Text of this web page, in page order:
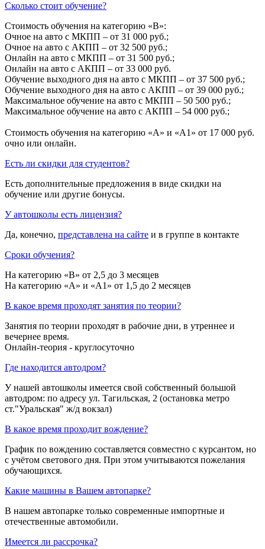
Сколько стоит обучение?
Стоимость обучения на категорию «B»:
Очное на авто с МКПП – от 31 000 руб.;
Очное на авто с АКПП – от 32 500 руб.;
Онлайн на авто с МКПП – от 31 500 руб.;
Онлайн на авто с АКПП – от 33 000 руб.
Обучение выходного дня на авто с МКПП – от 37 500 руб.;
Обучение выходного дня на авто с АКПП – от 39 000 руб.;
Максимальное обучение на авто с МКПП – 50 500 руб.;
Максимальное обучение на авто с АКПП – 54 000 руб.;
Стоимость обучения на категорию «A» и «A1» от 17 000 руб.
очно или онлайн.
Есть ли скидки для студентов?
Есть дополнительные предложения в виде скидки на
обучение или другие бонусы.
У автошколы есть лицензия?
Да, конечно, представлена на сайте и в группе в контакте
Сроки обучения?
На категорию «B» от 2,5 до 3 месяцев
На категорию «A» и «A1» от 1,5 до 2 месяцев
В какое время проходят занятия по теории?
Занятия по теории проходят в рабочие дни, в утреннее и
вечернее время.
Онлайн-теория - круглосуточно
Где находится автодром?
У нашей автошколы имеется свой собственный большой
автодром: по адресу ул. Тагильская, 2 (остановка метро
ст."Уральская" ж/д вокзал)
В какое время проходит вождение?
График по вождению составляется совместно с курсантом, но
с учётом светового дня. При этом учитываются пожелания
обучающихся.
Какие машины в Вашем автопарке?
В нашем автопарке только современные импортные и
отечественные автомобили.
Имеется ли рассрочка?